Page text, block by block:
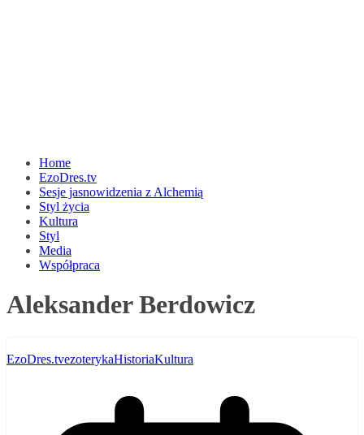
Home
EzoDres.tv
Sesje jasnowidzenia z Alchemią
Styl życia
Kultura
Styl
Media
Współpraca
Aleksander Berdowicz
EzoDres.tvezoterykaHistoriaKultura